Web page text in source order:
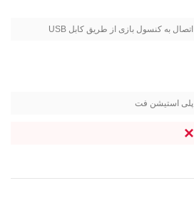
اتصال به کنسول بازی از طریق کابل USB
پلی استیشن فت